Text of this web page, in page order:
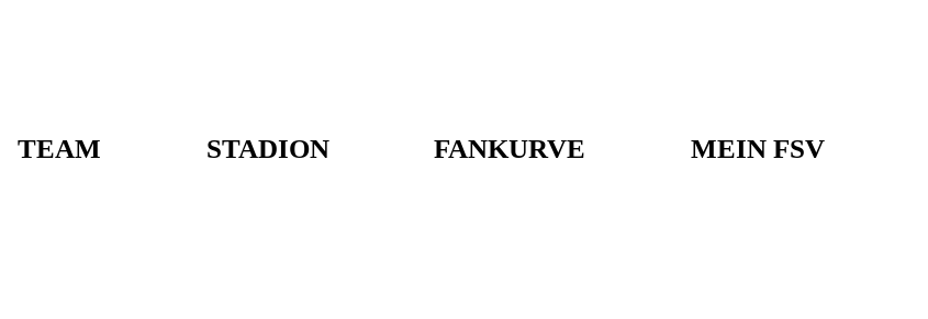
TEAM STADION FANKURVE MEIN FSV